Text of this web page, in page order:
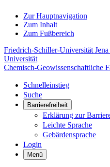
Zur Hauptnavigation
Zum Inhalt
Zum Fußbereich
Friedrich-Schiller-Universität
Universität
Chemisch-Geowissenschaftliche
Schnelleinstieg
Suche
Barrierefreiheit
Erklärung zur
Leichte Sprache
Gebärdensprache
Login
Menü